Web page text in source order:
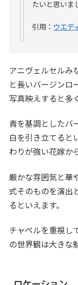
たいと思いま
引用： ウエデ
アニヴェルセルみ
と長いバージンロ
写真映えすると多
青を基調としたバ
白を引き立てると
わりが強い花嫁か
厳かな雰囲気と華
式そのものを演出
るといえます。
チャペルを重視し
の世界観は大きな